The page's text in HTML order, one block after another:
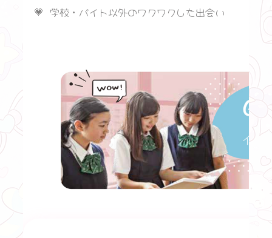
💗 学校・バイト以外のワクワクした出会い